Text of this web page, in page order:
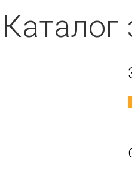
Каталог